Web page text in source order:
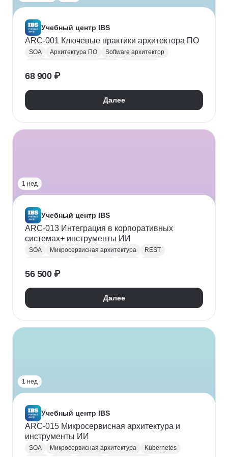
Учебный центр IBS
ARC-001 Ключевые практики архитектора ПО
SOA Архитектура ПО
Software архитектор
Паттерны проектирования
Сбор требований
68 900 ₽
Далее
1 нед
Учебный центр IBS
ARC-013 Интеграция в корпоративных
системах+ инструменты ИИ
SOA Микросервисная архитектура
REST
Архитектура ПО
56 500 ₽
Далее
1 нед
Учебный центр IBS
ARC-015 Микросервисная архитектура и
инструменты ИИ
SOA Микросервисная архитектура
Kubernetes